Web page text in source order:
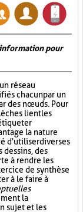
pour
réseau
chacun par un
des nœuds. Pour
lient les
la nature
d'utiliser diverses
dessins, des
à rendre les
de synthèse
à le faire à
la
sujet et les